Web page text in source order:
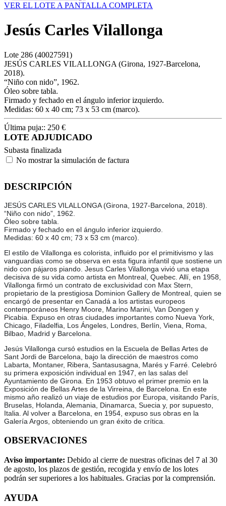
VER EL LOTE A PANTALLA COMPLETA
Jesús Carles Vilallonga
Lote 286 (40027591)
JESÚS CARLES VILALLONGA (Girona, 1927-Barcelona,
2018).
“Niño con nido”, 1962.
Óleo sobre tabla.
Firmado y fechado en el ángulo inferior izquierdo.
Medidas: 60 x 40 cm; 73 x 53 cm (marco).
Última puja:: 250 €
LOTE ADJUDICADO
Subasta finalizada
No mostrar la simulación de factura
DESCRIPCIÓN
JESÚS CARLES VILALLONGA (Girona, 1927-Barcelona, 2018).
“Niño con nido”, 1962.
Óleo sobre tabla.
Firmado y fechado en el ángulo inferior izquierdo.
Medidas: 60 x 40 cm; 73 x 53 cm (marco).
El estilo de Vilallonga es colorista, influido por el primitivismo y las
vanguardias como se observa en esta figura infantil que sostiene un
nido con pájaros piando. Jesus Carles Vilallonga vivió una etapa
decisiva de su vida como artista en Montreal, Quebec. Allí, en 1958,
Vilallonga firmó un contrato de exclusividad con Max Stern,
propietario de la prestigiosa Dominion Gallery de Montreal, quien se
encargó de presentar en Canadá a los artistas europeos
contemporáneos Henry Moore, Marino Marini, Van Dongen y
Picabia. Expuso en otras ciudades importantes como Nueva York,
Chicago, Filadelfia, Los Ángeles, Londres, Berlín, Viena, Roma,
Bilbao, Madrid y Barcelona.
Jesús Vilallonga cursó estudios en la Escuela de Bellas Artes de
Sant Jordi de Barcelona, bajo la dirección de maestros como
Labarta, Montaner, Ribera, Santasusagna, Marés y Farré. Celebró
su primera exposición individual en 1947, en las salas del
Ayuntamiento de Girona. En 1953 obtuvo el primer premio en la
Exposición de Bellas Artes de la Virreina, de Barcelona. En este
mismo año realizó un viaje de estudios por Europa, visitando París,
Bruselas, Holanda, Alemania, Dinamarca, Suecia y, por supuesto,
Italia. Al volver a Barcelona, en 1954, expuso sus obras en la
Galería Argos, obteniendo un gran éxito de crítica.
OBSERVACIONES
Aviso importante: Debido al cierre de nuestras oficinas del 7 al 30
de agosto, los plazos de gestión, recogida y envío de los lotes
podrán ser superiores a los habituales. Gracias por la comprensión.
AYUDA